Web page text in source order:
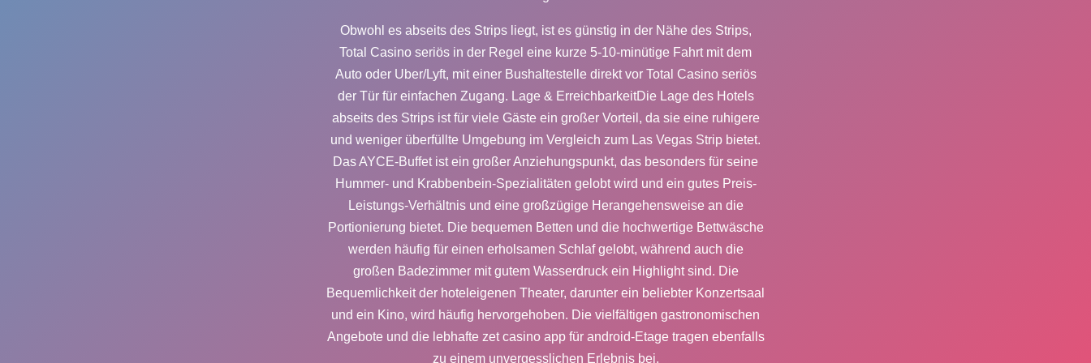
Obwohl es abseits des Strips liegt, ist es günstig in der Nähe des Strips,
Total Casino seriös in der Regel eine kurze 5-10-minütige Fahrt mit dem
Auto oder Uber/Lyft, mit einer Bushaltestelle direkt vor Total Casino seriös
der Tür für einfachen Zugang. Lage & ErreichbarkeitDie Lage des Hotels
abseits des Strips ist für viele Gäste ein großer Vorteil, da sie eine ruhigere
und weniger überfüllte Umgebung im Vergleich zum Las Vegas Strip bietet.
Das AYCE-Buffet ist ein großer Anziehungspunkt, das besonders für seine
Hummer- und Krabbenbein-Spezialitäten gelobt wird und ein gutes Preis-
Leistungs-Verhältnis und eine großzügige Herangehensweise an die
Portionierung bietet. Die bequemen Betten und die hochwertige Bettwäsche
werden häufig für einen erholsamen Schlaf gelobt, während auch die
großen Badezimmer mit gutem Wasserdruck ein Highlight sind. Die
Bequemlichkeit der hoteleigenen Theater, darunter ein beliebter Konzertsaal
und ein Kino, wird häufig hervorgehoben. Die vielfältigen gastronomischen
Angebote und die lebhafte zet casino app für android-Etage tragen ebenfalls
zu einem unvergesslichen Erlebnis bei.